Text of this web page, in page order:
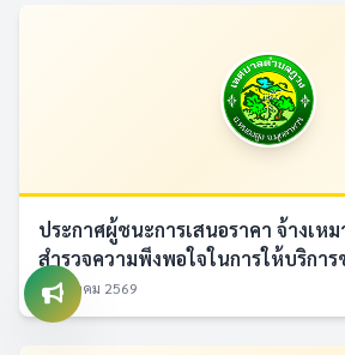
ประกาศผู้ชนะการเสนอราคา จ้างเหม
สำรวจความพึงพอใจในการให้บริการ
7 สิงหาคม 2569